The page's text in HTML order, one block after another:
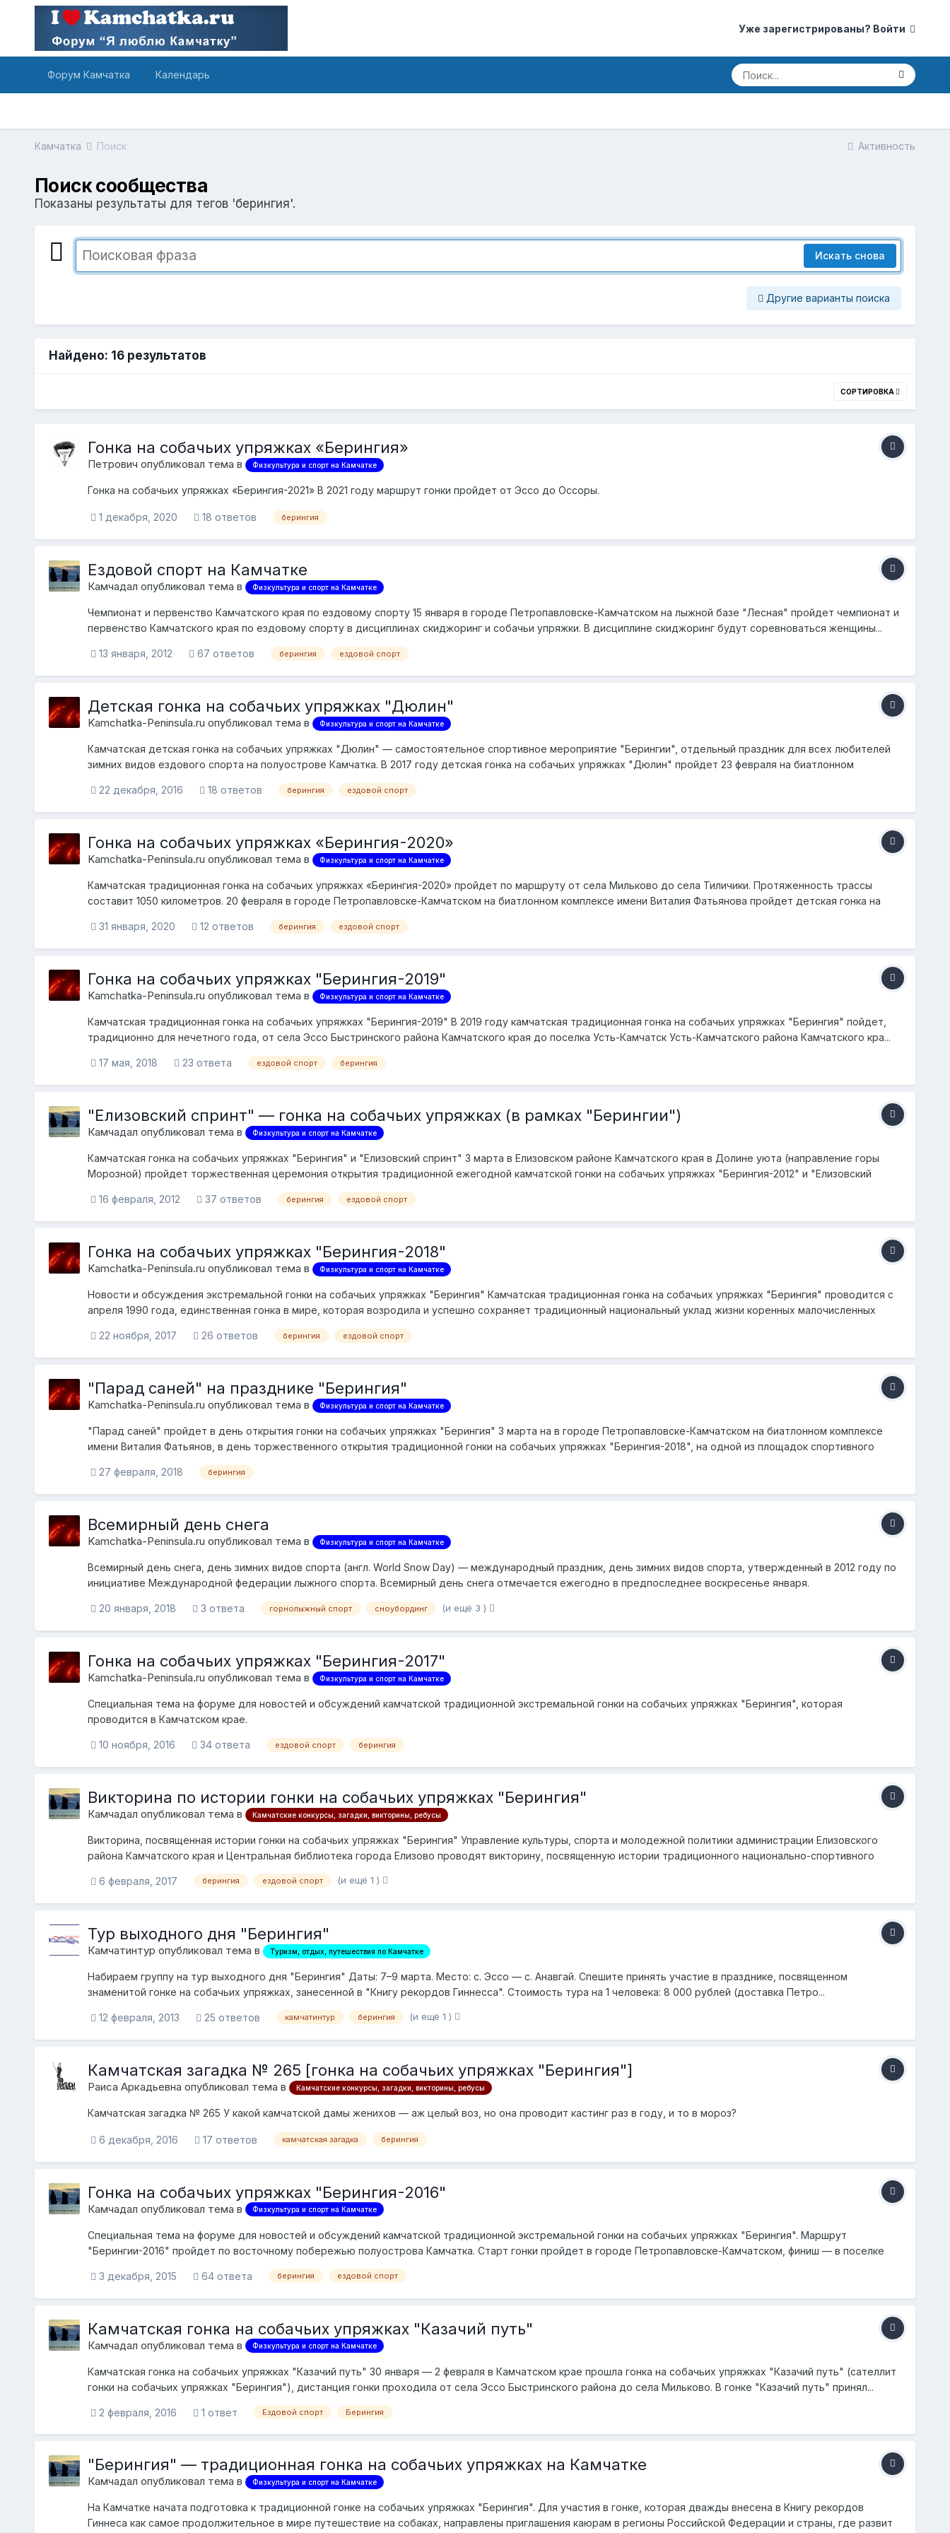
Уже зарегистрированы? Войти
Форум Камчатка Календарь
Активность
Камчатка Поиск
Поиск сообщества
Показаны результаты для тегов 'берингия'.
Искать снова
Другие варианты поиска
Найдено: 16 результатов
СОРТИРОВКА
Гонка на собачьих упряжках «Берингия»
Петрович опубликовал тема в Физкультура и спорт на Камчатке
Гонка на собачьих упряжках «Берингия-2021» В 2021 году маршрут гонки пройдет от Эссо до Оссоры.
1 декабря, 2020 18 ответов берингия
Ездовой спорт на Камчатке
Камчадал опубликовал тема в Физкультура и спорт на Камчатке
Чемпионат и первенство Камчатского края по ездовому спорту 15 января в городе Петропавловске-Камчатском на лыжной базе "Лесная" пройдет чемпионат и
первенство Камчатского края по ездовому спорту в дисциплинах скиджоринг и собачьи упряжки. В дисциплине скиджоринг будут соревноваться женщины...
13 января, 2012 67 ответов берингия ездовой спорт
Детская гонка на собачьих упряжках "Дюлин"
Kamchatka-Peninsula.ru опубликовал тема в Физкультура и спорт на Камчатке
Камчатская детская гонка на собачьих упряжках "Дюлин" — самостоятельное спортивное мероприятие "Берингии", отдельный праздник для всех любителей
зимних видов ездового спорта на полуострове Камчатка. В 2017 году детская гонка на собачьих упряжках "Дюлин" пройдет 23 февраля на биатлонном
22 декабря, 2016
18 ответов берингия ездовой спорт
Гонка на собачьих упряжках «Берингия-2020»
Kamchatka-Peninsula.ru опубликовал тема в Физкультура и спорт на Камчатке
Камчатская традиционная гонка на собачьих упряжках «Берингия-2020» пройдет по маршруту от села Мильково до села Тиличики. Протяженность трассы
составит 1050 километров. 20 февраля в городе Петропавловске-Камчатском на биатлонном комплексе имени Виталия Фатьянова пройдет детская гонка на
31 января, 2020
12 ответов берингия ездовой спорт
Гонка на собачьих упряжках "Берингия-2019"
Kamchatka-Peninsula.ru опубликовал тема в Физкультура и спорт на Камчатке
Камчатская традиционная гонка на собачьих упряжках "Берингия-2019" В 2019 году камчатская традиционная гонка на собачьих упряжках "Берингия" пойдет,
традиционно для нечетного года, от села Эссо Быстринского района Камчатского края до поселка Усть-Камчатск Усть-Камчатского района Камчатского кра...
17 мая, 2018 23 ответа ездовой спорт берингия
"Елизовский спринт" — гонка на собачьих упряжках (в рамках "Берингии")
Камчадал опубликовал тема в Физкультура и спорт на Камчатке
Камчатская гонка на собачьих упряжках "Берингия" и "Елизовский спринт" 3 марта в Елизовском районе Камчатского края в Долине уюта (направление горы
Морозной) пройдет торжественная церемония открытия традиционной ежегодной камчатской гонки на собачьих упряжках "Берингия-2012" и "Елизовский
16 февраля, 2012
37 ответов берингия ездовой спорт
Гонка на собачьих упряжках "Берингия-2018"
Kamchatka-Peninsula.ru опубликовал тема в Физкультура и спорт на Камчатке
Новости и обсуждения экстремальной гонки на собачьих упряжках "Берингия" Камчатская традиционная гонка на собачьих упряжках "Берингия" проводится с
апреля 1990 года, единственная гонка в мире, которая возродила и успешно сохраняет традиционный национальный уклад жизни коренных малочисленных
22 ноября, 2017
26 ответов берингия ездовой спорт
"Парад саней" на празднике "Берингия"
Kamchatka-Peninsula.ru опубликовал тема в Физкультура и спорт на Камчатке
"Парад саней" пройдет в день открытия гонки на собачьих упряжках "Берингия" 3 марта на в городе Петропавловске-Камчатском на биатлонном комплексе
имени Виталия Фатьянов, в день торжественного открытия традиционной гонки на собачьих упряжках "Берингия-2018", на одной из площадок спортивного
27 февраля, 2018
берингия
Всемирный день снега
Kamchatka-Peninsula.ru опубликовал тема в Физкультура и спорт на Камчатке
Всемирный день снега, день зимних видов спорта (англ. World Snow Day) — международный праздник, день зимних видов спорта, утвержденный в 2012 году по
инициативе Международной федерации лыжного спорта. Всемирный день снега отмечается ежегодно в предпоследнее воскресенье января.
20 января, 2018 3 ответа горнолыжный спорт сноубординг (и ещё 3 )
Гонка на собачьих упряжках "Берингия-2017"
Kamchatka-Peninsula.ru опубликовал тема в Физкультура и спорт на Камчатке
Специальная тема на форуме для новостей и обсуждений камчатской традиционной экстремальной гонки на собачьих упряжках "Берингия", которая
проводится в Камчатском крае.
10 ноября, 2016 34 ответа ездовой спорт берингия
Викторина по истории гонки на собачьих упряжках "Берингия"
Камчадал опубликовал тема в Камчатские конкурсы, загадки, викторины, ребусы
Викторина, посвященная истории гонки на собачьих упряжках "Берингия" Управление культуры, спорта и молодежной политики администрации Елизовского
района Камчатского края и Центральная библиотека города Елизово проводят викторину, посвященную истории традиционного национально-спортивного
6 февраля, 2017
берингия ездовой спорт (и ещё 1 )
Тур выходного дня "Берингия"
Камчатинтур опубликовал тема в Туризм, отдых, путешествия по Камчатке
Набираем группу на тур выходного дня "Берингия" Даты: 7–9 марта. Место: с. Эссо — с. Анавгай. Спешите принять участие в празднике, посвященном
знаменитой гонке на собачьих упряжках, занесенной в "Книгу рекордов Гиннесса". Стоимость тура на 1 человека: 8 000 рублей (доставка Петро...
12 февраля, 2013 25 ответов камчатинтур берингия (и ещё 1 )
Камчатская загадка № 265 [гонка на собачьих упряжках "Берингия"]
Раиса Аркадьевна опубликовал тема в Камчатские конкурсы, загадки, викторины, ребусы
Камчатская загадка № 265 У какой камчатской дамы женихов — аж целый воз, но она проводит кастинг раз в году, и то в мороз?
6 декабря, 2016 17 ответов камчатская загадка берингия
Гонка на собачьих упряжках "Берингия-2016"
Камчадал опубликовал тема в Физкультура и спорт на Камчатке
Специальная тема на форуме для новостей и обсуждений камчатской традиционной экстремальной гонки на собачьих упряжках "Берингия". Маршрут
"Берингии-2016" пройдет по восточному побережью полуострова Камчатка. Старт гонки пройдет в городе Петропавловске-Камчатском, финиш — в поселке
3 декабря, 2015
64 ответа берингия ездовой спорт
Камчатская гонка на собачьих упряжках "Казачий путь"
Камчадал опубликовал тема в Физкультура и спорт на Камчатке
Камчатская гонка на собачьих упряжках "Казачий путь" 30 января — 2 февраля в Камчатском крае прошла гонка на собачьих упряжках "Казачий путь" (сателлит
гонки на собачьих упряжках "Берингия"), дистанция гонки проходила от села Эссо Быстринского района до села Мильково. В гонке "Казачий путь" принял...
2 февраля, 2016 1 ответ Ездовой спорт Берингия
"Берингия" — традиционная гонка на собачьих упряжках на Камчатке
Камчадал опубликовал тема в Физкультура и спорт на Камчатке
На Камчатке начата подготовка к традиционной гонке на собачьих упряжках "Берингия". Для участия в гонке, которая дважды внесена в Книгу рекордов
Гиннеса как самое продолжительное в мире путешествие на собаках, направлены приглашения каюрам в регионы Российской Федерации и страны, где развит